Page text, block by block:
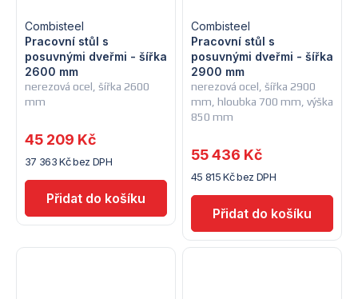
nerezová ocel, šířka 2600
mm
Pracovní stůl s
posuvnými dveřmi - šířka
2600 mm
Combisteel
37 363 Kč bez DPH
45 209 Kč
nerezová ocel, šířka 2900
mm, hloubka 700 mm, výška
850 mm
Pracovní stůl s
posuvnými dveřmi - šířka
2900 mm
Combisteel
45 815 Kč bez DPH
55 436 Kč